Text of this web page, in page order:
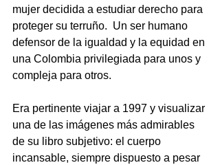
mujer decidida a estudiar derecho para
proteger su terruño.  Un ser humano
defensor de la igualdad y la equidad en
una Colombia privilegiada para unos y
compleja para otros.
Era pertinente viajar a 1997 y visualizar
una de las imágenes más admirables
de su libro subjetivo: el cuerpo
incansable, siempre dispuesto a pesar